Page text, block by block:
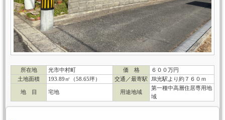
所在地 光市中村町 価 格
６００万円
土地面積
193.89㎡（58.65坪） 交通／最寄駅 JR光駅より約７６０ｍ
地 目 宅地 用途地域
第一種中高層住居専用地
域